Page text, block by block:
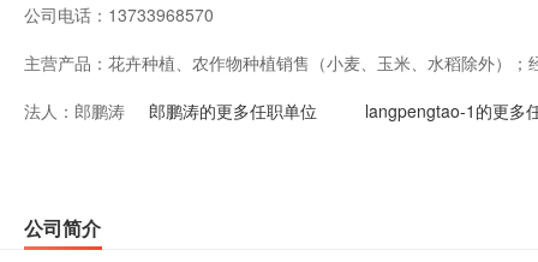
公司电话： 13733968570
主营产品： 花卉种植、农作物种植销售（小麦、玉米、水稻除外）
养殖、家禽养殖。
法人： 郎鹏涛 郎鹏涛的更多任职单位 langpengtao-1的更多
公司简介